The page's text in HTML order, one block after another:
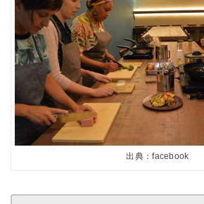
出典：facebook